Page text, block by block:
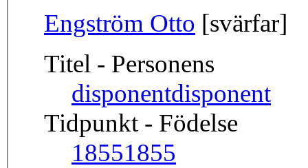
Engström Otto [svärfar]
Titel - Personens
disponentdisponent
Tidpunkt - Födelse
18551855